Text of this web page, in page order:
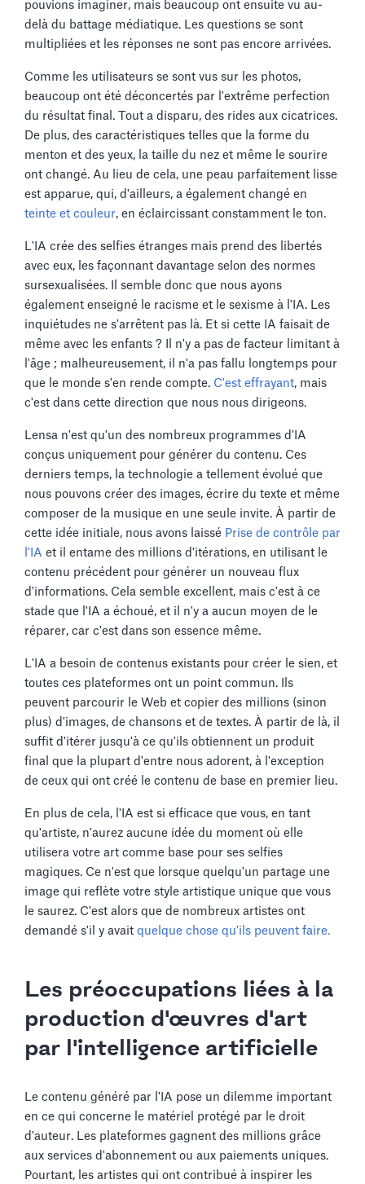
pouvions imaginer, mais beaucoup ont ensuite vu au-
delà du battage médiatique. Les questions se sont
multipliées et les réponses ne sont pas encore arrivées.
Comme les utilisateurs se sont vus sur les photos,
beaucoup ont été déconcertés par l'extrême perfection
du résultat final. Tout a disparu, des rides aux cicatrices.
De plus, des caractéristiques telles que la forme du
menton et des yeux, la taille du nez et même le sourire
ont changé. Au lieu de cela, une peau parfaitement lisse
est apparue, qui, d'ailleurs, a également changé en
teinte et couleur, en éclaircissant constamment le ton.
L'IA crée des selfies étranges mais prend des libertés
avec eux, les façonnant davantage selon des normes
sursexualisées. Il semble donc que nous ayons
également enseigné le racisme et le sexisme à l'IA. Les
inquiétudes ne s'arrêtent pas là. Et si cette IA faisait de
même avec les enfants ? Il n'y a pas de facteur limitant à
l'âge ; malheureusement, il n'a pas fallu longtemps pour
que le monde s'en rende compte. C'est effrayant, mais
c'est dans cette direction que nous nous dirigeons.
Lensa n'est qu'un des nombreux programmes d'IA
conçus uniquement pour générer du contenu. Ces
derniers temps, la technologie a tellement évolué que
nous pouvons créer des images, écrire du texte et même
composer de la musique en une seule invite. À partir de
cette idée initiale, nous avons laissé Prise de contrôle par
l'IA et il entame des millions d'itérations, en utilisant le
contenu précédent pour générer un nouveau flux
d'informations. Cela semble excellent, mais c'est à ce
stade que l'IA a échoué, et il n'y a aucun moyen de le
réparer, car c'est dans son essence même.
L'IA a besoin de contenus existants pour créer le sien, et
toutes ces plateformes ont un point commun. Ils
peuvent parcourir le Web et copier des millions (sinon
plus) d'images, de chansons et de textes. À partir de là, il
suffit d'itérer jusqu'à ce qu'ils obtiennent un produit
final que la plupart d'entre nous adorent, à l'exception
de ceux qui ont créé le contenu de base en premier lieu.
En plus de cela, l'IA est si efficace que vous, en tant
qu'artiste, n'aurez aucune idée du moment où elle
utilisera votre art comme base pour ses selfies
magiques. Ce n'est que lorsque quelqu'un partage une
image qui reflète votre style artistique unique que vous
le saurez. C'est alors que de nombreux artistes ont
demandé s'il y avait quelque chose qu'ils peuvent faire.
Les préoccupations liées à la
production d'œuvres d'art
par l'intelligence artificielle
Le contenu généré par l'IA pose un dilemme important
en ce qui concerne le matériel protégé par le droit
d'auteur. Les plateformes gagnent des millions grâce
aux services d'abonnement ou aux paiements uniques.
Pourtant, les artistes qui ont contribué à inspirer les